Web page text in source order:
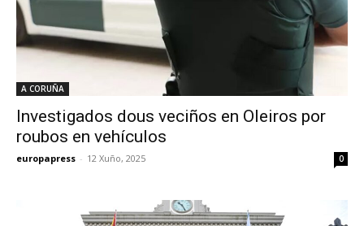
A CORUÑA
Investigados dous veciños en Oleiros por
roubos en vehículos
europapress - 12 Xuño, 2025 0